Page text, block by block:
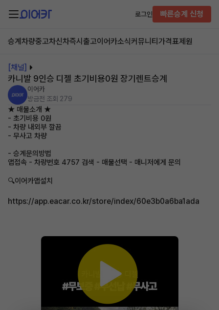
로그인 빠른승계 신청
승계차량중고차신차즉시출고이어카소식커뮤니티 가격표제원
[채널]
카니발 9인승 디젤 초기비용0원 장기렌트승계
이어카
방금전 조회 279
★ 매물소개 ★
- 초기비용 0원
- 차량 내외부 깔끔
- 무사고 차량
- 승계문의방법
앱접속 - 차량번호 4757 검색 - 매물선택 - 매니저에게 문의
🔍이어카앱설치
https://app.eacar.co.kr/store/index/60e3b0a6ba1ada